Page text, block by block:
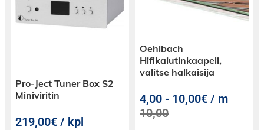
Pro-Ject Tuner Box S2
Miniviritin
219,00€ / kpl
Oehlbach
Hifikaiutinkaapeli,
valitse halkaisija
4,00 - 10,00€ / m
10,00